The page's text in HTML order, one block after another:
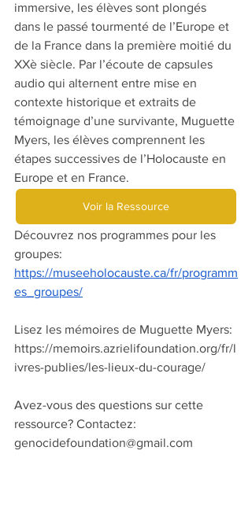
immersive, les élèves sont plongés
dans le passé tourmenté de l’Europe et
de la France dans la première moitié du
XXè siècle. Par l’écoute de capsules
audio qui alternent entre mise en
contexte historique et extraits de
témoignage d’une survivante, Muguette
Myers, les élèves comprennent les
étapes successives de l’Holocauste en
Europe et en France.
Voir la Ressource
Découvrez nos programmes pour les
groupes:
https://museeholocauste.ca/fr/programm
es_groupes/
Lisez les mémoires de Muguette Myers:
https://memoirs.azrielifoundation.org/fr/l
ivres-publies/les-lieux-du-courage/
Avez-vous des questions sur cette
ressource? Contactez:
genocidefoundation@gmail.com